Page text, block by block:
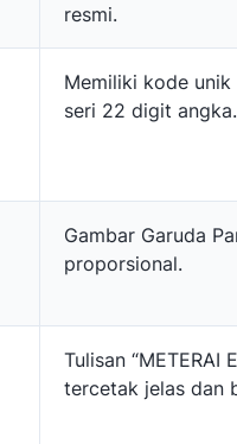
resmi.
Memiliki kode
seri 22 digit angka.
Gambar Garuda
proporsional.
Tulisan “METERAI
tercetak jelas dan